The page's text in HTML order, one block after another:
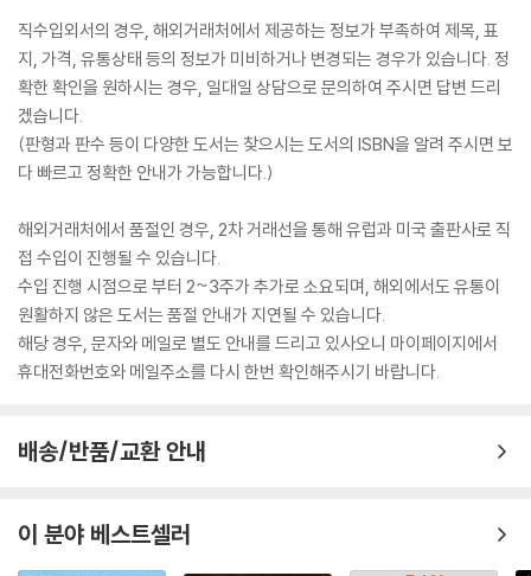
직수입외서의 경우, 해외거래처에서 제공하는 정보가 부족하여 제목, 표
지, 가격, 유통상태 등의 정보가 미비하거나 변경되는 경우가 있습니다. 정
확한 확인을 원하시는 경우, 일대일 상담으로 문의하여 주시면 답변 드리
겠습니다.
(판형과 판수 등이 다양한 도서는 찾으시는 도서의 ISBN을 알려 주시면 보
다 빠르고 정확한 안내가 가능합니다.)
해외거래처에서 품절인 경우, 2차 거래선을 통해 유럽과 미국 출판사로 직
접 수입이 진행될 수 있습니다.
수입 진행 시점으로 부터 2~3주가 추가로 소요되며, 해외에서도 유통이
원활하지 않은 도서는 품절 안내가 지연될 수 있습니다.
해당 경우, 문자와 메일로 별도 안내를 드리고 있사오니 마이페이지에서
휴대전화번호와 메일주소를 다시 한번 확인해주시기 바랍니다.
배송/반품/교환 안내
이 분야 베스트셀러